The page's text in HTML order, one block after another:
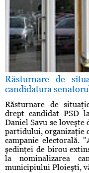
Răsturnare de
candidatura
Răsturnare de
drept candidat PSD
Daniel Savu se
partidului, organizaţie
campanie electorală.
şedinţei de birou
la nominalizarea
municipiului Ploieşti,